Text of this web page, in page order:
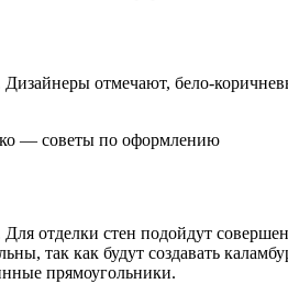
отмечают, бело-
отделки стен подойдут
так как будут создавать
прямоугольники.